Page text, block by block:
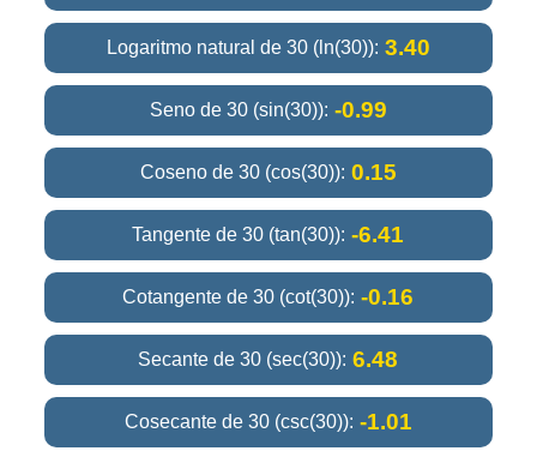
Logaritmo natural de 30 (ln(30)): 3.40
Seno de 30 (sin(30)): -0.99
Coseno de 30 (cos(30)): 0.15
Tangente de 30 (tan(30)): -6.41
Cotangente de 30 (cot(30)): -0.16
Secante de 30 (sec(30)): 6.48
Cosecante de 30 (csc(30)): -1.01